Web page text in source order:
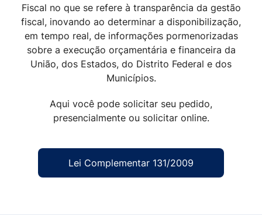
Fiscal no que se refere à transparência da gestão
fiscal, inovando ao determinar a disponibilização,
em tempo real, de informações pormenorizadas
sobre a execução orçamentária e financeira da
União, dos Estados, do Distrito Federal e dos
Municípios.
Aqui você pode solicitar seu pedido,
presencialmente ou solicitar online.
Lei Complementar 131/2009